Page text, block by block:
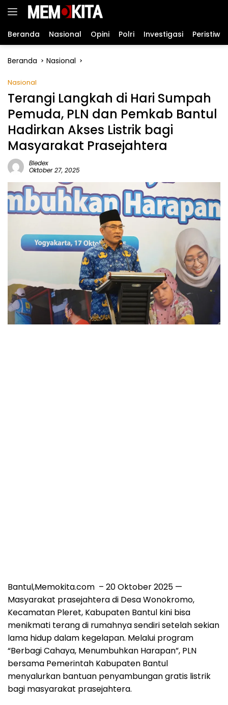
Langsung
Beranda Nasional Opini Polri Investigasi Peristiwa
Beranda Nasional
Nasional
Terangi Langkah di Hari Sumpah
Pemuda, PLN dan Pemkab Bantul
Hadirkan Akses Listrik bagi
Masyarakat Prasejahtera
Bledex
Oktober 27, 2025
Bantul,Memokita.com – 20 Oktober 2025 —
Masyarakat prasejahtera di Desa Wonokromo,
Kecamatan Pleret, Kabupaten Bantul kini bisa
menikmati terang di rumahnya sendiri setelah sekian
lama hidup dalam kegelapan. Melalui program
“Berbagi Cahaya, Menumbuhkan Harapan”, PLN
bersama Pemerintah Kabupaten Bantul
menyalurkan bantuan penyambungan gratis listrik
bagi masyarakat prasejahtera.